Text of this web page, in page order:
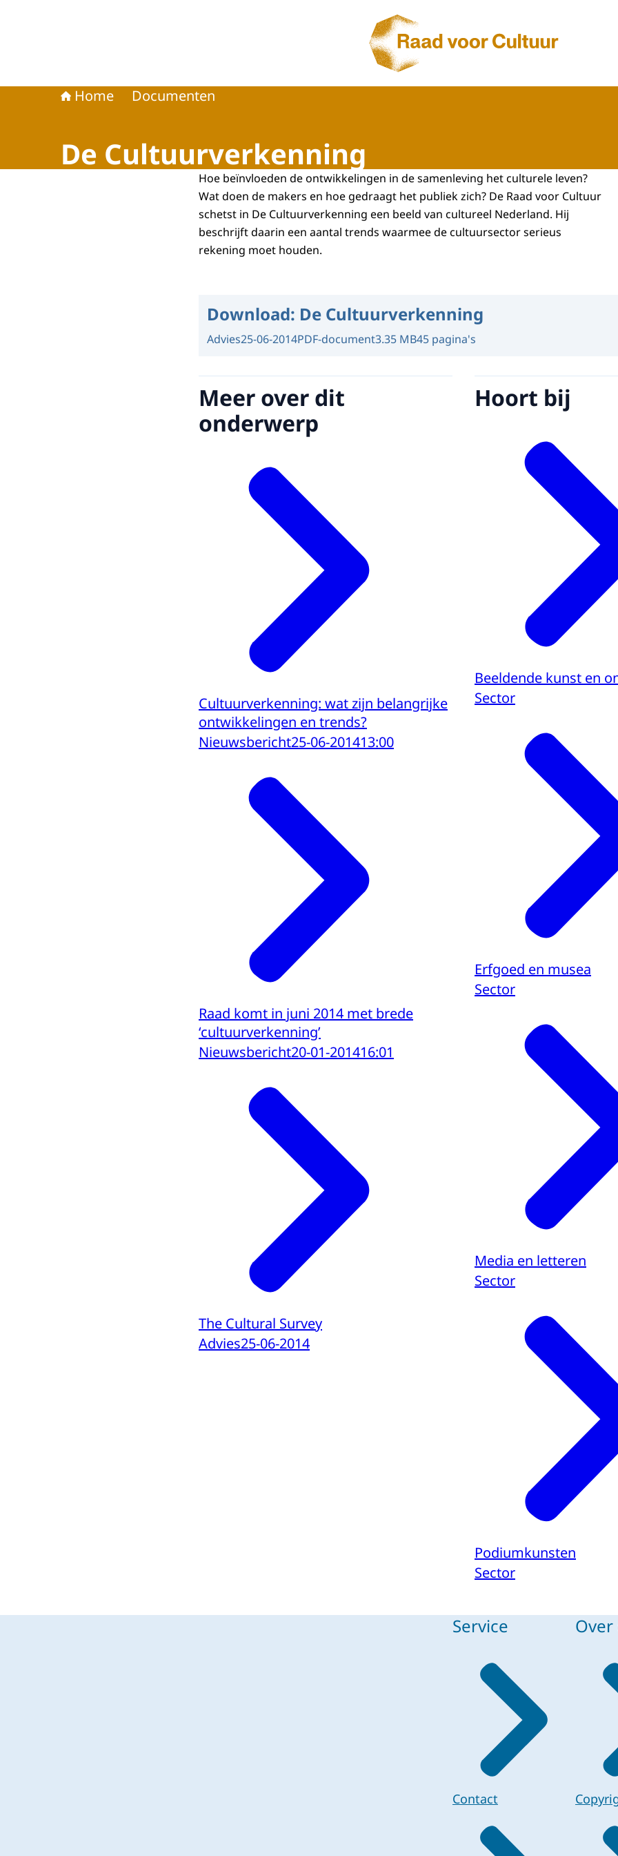
Home Documenten
De Cultuurverkenning
Hoe beïnvloeden de ontwikkelingen in de samenleving het culturele leven?
Wat doen de makers en hoe gedraagt het publiek zich? De Raad voor Cultuur
schetst in De Cultuurverkenning een beeld van cultureel Nederland. Hij
beschrijft daarin een aantal trends waarmee de cultuursector serieus
rekening moet houden.
Download: De Cultuurverkenning
Advies25-06-2014PDF-document3.35 MB45 pagina's
Meer over dit
onderwerp
Cultuurverkenning: wat zijn belangrijke
ontwikkelingen en trends?
Nieuwsbericht25-06-201413:00
Raad komt in juni 2014 met brede
‘cultuurverkenning’
Nieuwsbericht20-01-201416:01
The Cultural Survey
Advies25-06-2014
Hoort bij
Beeldende kunst en
Sector
Erfgoed en musea
Sector
Media en letteren
Sector
Podiumkunsten
Sector
Service
Contact
Over